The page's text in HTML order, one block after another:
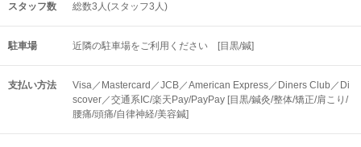
スタッフ数 総数3人(スタッフ3人)
駐車場 近隣の駐車場をご利用ください [目黒/鍼]
支払い方法
Visa／Mastercard／JCB／American Express／Diners Club／Di
scover／交通系IC/楽天Pay/PayPay [目黒/鍼灸/整体/矯正/肩こり/
腰痛/頭痛/自律神経/美容鍼]